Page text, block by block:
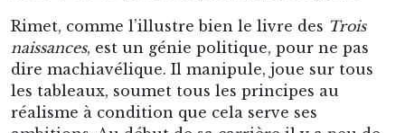
Rimet, comme l’illustre bien le livre des Trois
naissances, est un génie politique, pour ne pas
dire machiavélique. Il manipule, joue sur tous
les tableaux, soumet tous les principes au
réalisme à condition que cela serve ses